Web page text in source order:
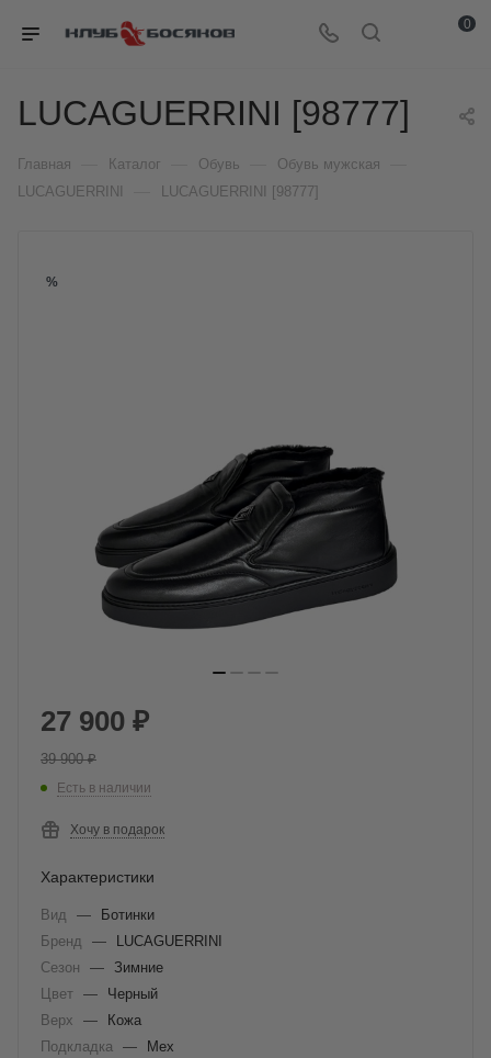
0
LUCAGUERRINI [98777]
Главная Каталог Обувь Обувь мужская
LUCAGUERRINI LUCAGUERRINI [98777]
%
27 900 ₽
39 900₽
Есть в наличии
Хочу в подарок
Характеристики
Вид —
Ботинки
Бренд
—
LUCAGUERRINI
Сезон
— Зимние
Цвет —
Черный
Верх
—
Кожа
Подкладка
—
Мех